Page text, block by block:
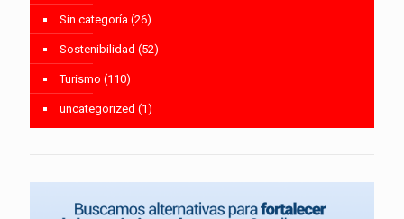
Sin categoría (26)
Sostenibilidad (52)
Turismo (110)
uncategorized (1)